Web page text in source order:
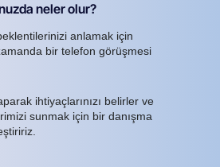
neler olur?
anlamak için
bir telefon görüşmesi
ihtiyaçlarınızı belirler ve
sunmak için bir danışma